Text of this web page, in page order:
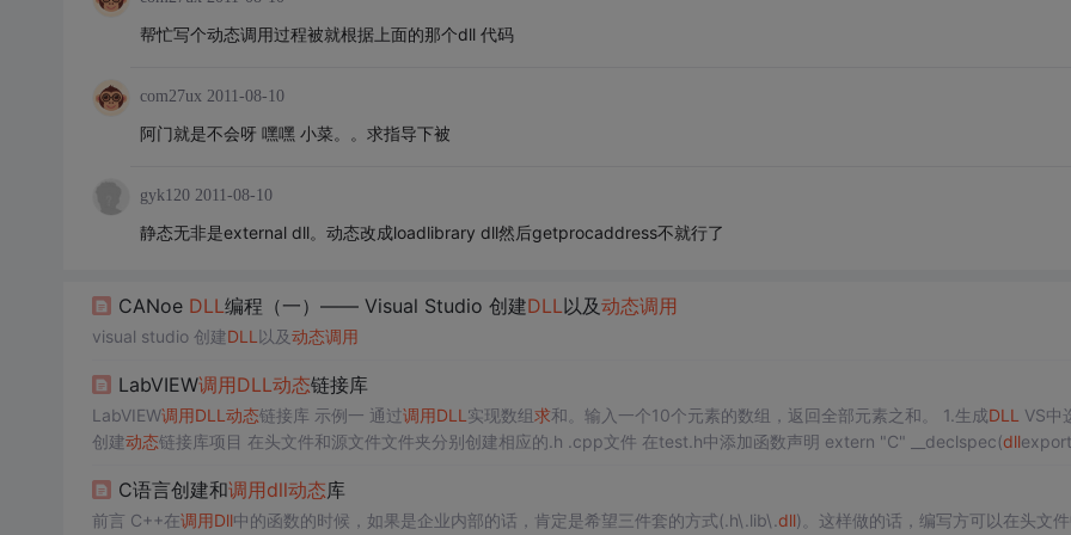
帮忙写个动态调用过程被就根据上面的那个dll 代码
com27ux 2011-08-10
阿门就是不会呀 嘿嘿 小菜。。求指导下被
gyk120 2011-08-10
静态无非是external dll。动态改成loadlibrary dll然后getprocaddress不就行了
CANoe DLL编程（一）—— Visual Studio 创建DLL以及动态调用
visual studio 创建DLL 以及动态调用
LabVIEW调用DLL动态链接库
LabVIEW调用DLL 动态链接库 示例一 通过调用DLL 实现数组求 和。输入一个10个元素的数组，返回全部元素之和。 1.生成DLL VS中
创建动态 链接库项目 在头文件和源文件文件夹分别创建相应的.h .cpp文件 在test.h中添加函数声明 extern "C" __declspec(dll
C语言创建和调用dll动态库
前言 C++在调用Dll中的函数的时候，如果是企业内部的话，肯定是希望三件套的方式(.h\.lib\. dll)。这样做的话，编写方可以在头文